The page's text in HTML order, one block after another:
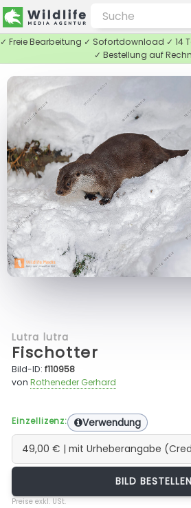
✓ Freie Bearbeitung ✓ Sofortdownload ✓ 14
✓ Bestellung auf
Lutra lutra
Fischotter
Bild-ID:f110958
vonRotheneder Gerhard
Einzellizenz: Verwendung
BILD BESTELLEN
Preise exkl. USt.